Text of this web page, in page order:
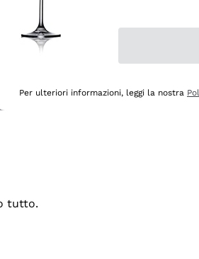
buona e lo consiglio! 👍
tutto.
Per ulteriori informazioni, leggi la nostra